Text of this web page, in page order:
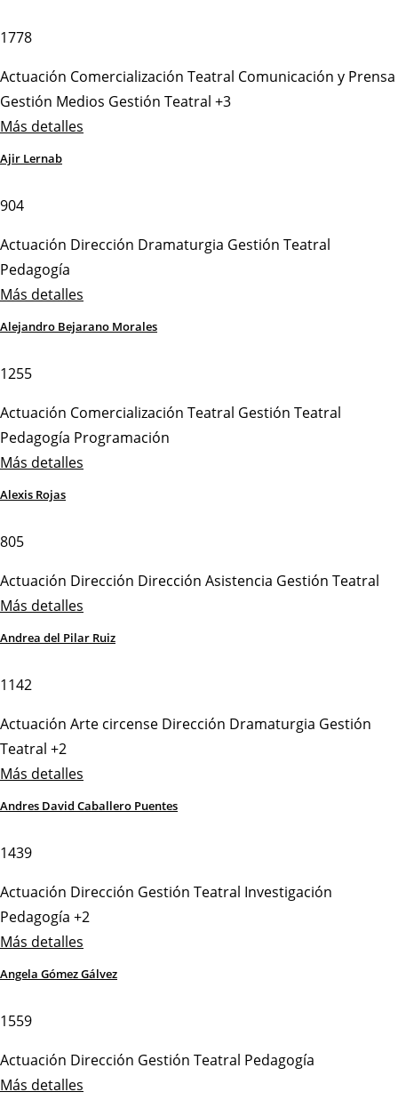
1778
Actuación Comercialización Teatral Comunicación y Prensa
Gestión Medios Gestión Teatral +3
Más detalles
Ajir Lernab
904
Actuación Dirección Dramaturgia Gestión Teatral
Pedagogía
Más detalles
Alejandro Bejarano Morales
1255
Actuación Comercialización Teatral Gestión Teatral
Pedagogía Programación
Más detalles
Alexis Rojas
805
Actuación Dirección Dirección Asistencia Gestión Teatral
Más detalles
Andrea del Pilar Ruiz
1142
Actuación Arte circense Dirección Dramaturgia Gestión
Teatral +2
Más detalles
Andres David Caballero Puentes
1439
Actuación Dirección Gestión Teatral Investigación
Pedagogía +2
Más detalles
Angela Gómez Gálvez
1559
Actuación Dirección Gestión Teatral Pedagogía
Más detalles